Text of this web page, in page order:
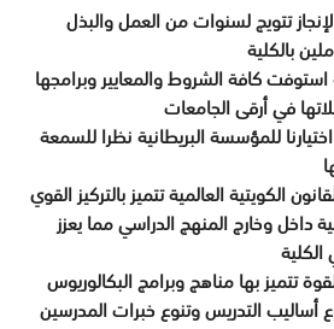
تتويج لسنوات من العمل والبذل
بالكلية
كافة الشروط والمعايير وبرامجها
في أرقى الجامعات
للمؤسسة البريطانية نظرا للسمعة
الكويتية العالمية تتميز بالتركيز القوي
داخل وخارج المنهج الدراسي مما يعزز
تتميز بها مناهج وبرامج البكالوريوس
أساليب التدريس وتنوع خبرات المدرسين